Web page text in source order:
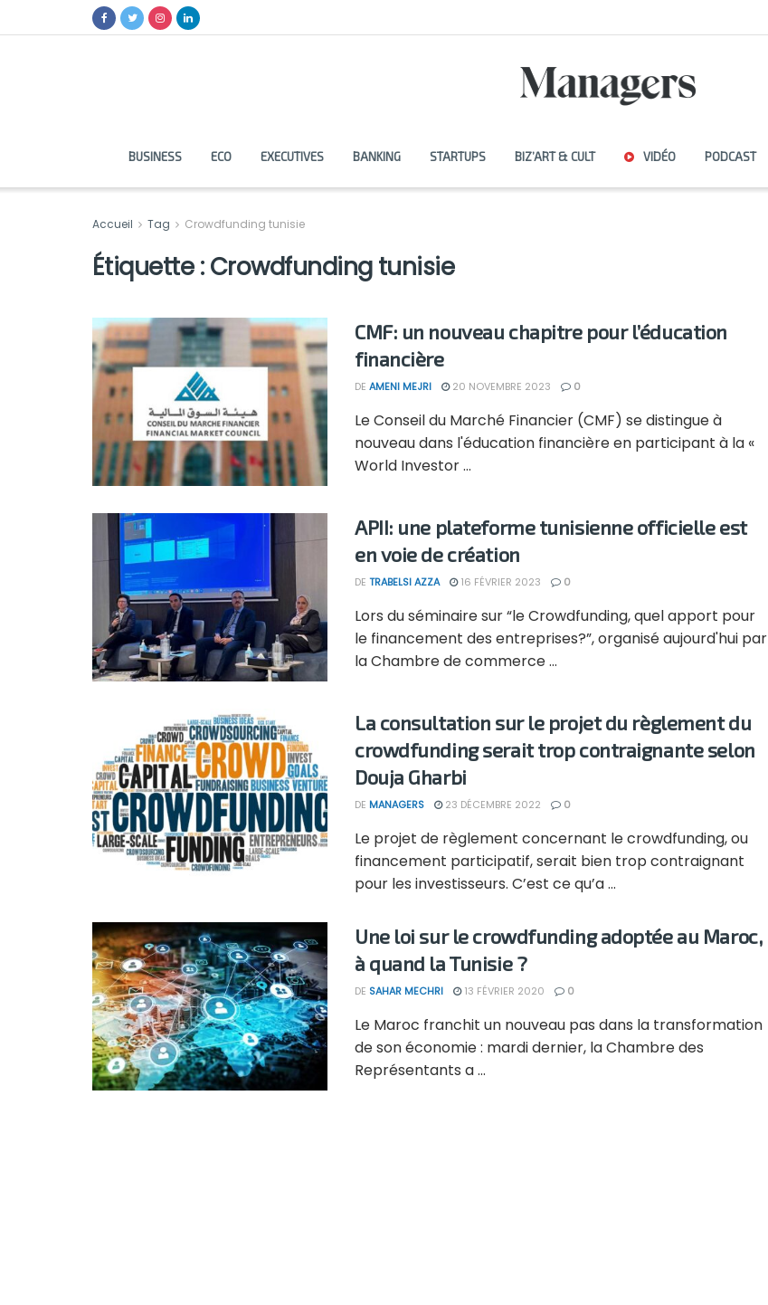
BUSINESS ECO EXECUTIVES BANKING STARTUPS BIZ’ART & CULT VIDÉO PODCAST
Accueil Tag Crowdfunding tunisie
Étiquette :Crowdfunding tunisie
CMF: un nouveau chapitre pour l’éducation
financière
DE AMENI MEJRI 20 NOVEMBRE 2023 0
Le Conseil du Marché Financier (CMF) se distingue à
nouveau dans l'éducation financière en participant à la «
World Investor ...
APII: une plateforme tunisienne officielle est
en voie de création
DE TRABELSI AZZA 16 FÉVRIER 2023 0
Lors du séminaire sur “le Crowdfunding, quel apport pour
le financement des entreprises?”, organisé aujourd'hui par
la Chambre de commerce ...
La consultation sur le projet du règlement du
crowdfunding serait trop contraignante selon
Douja Gharbi
DE MANAGERS 23 DÉCEMBRE 2022 0
Le projet de règlement concernant le crowdfunding, ou
financement participatif, serait bien trop contraignant
pour les investisseurs. C’est ce qu’a ...
Une loi sur le crowdfunding adoptée au Maroc,
à quand la Tunisie ?
DE SAHAR MECHRI 13 FÉVRIER 2020 0
Le Maroc franchit un nouveau pas dans la transformation
de son économie : mardi dernier, la Chambre des
Représentants a ...